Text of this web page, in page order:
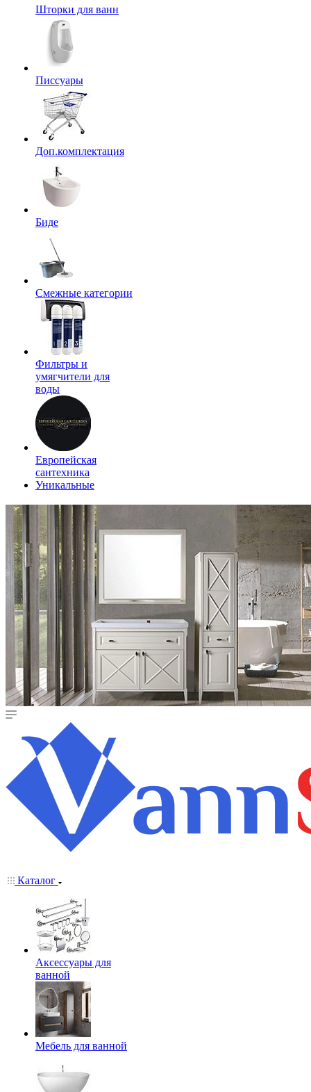
Шторки для ванн
Писсуары
Доп.комплектация
Биде
Смежные категории
Фильтры и
умягчители для
воды
Европейская
сантехника
Уникальные
Каталог
Аксессуары для
ванной
Мебель для ванной